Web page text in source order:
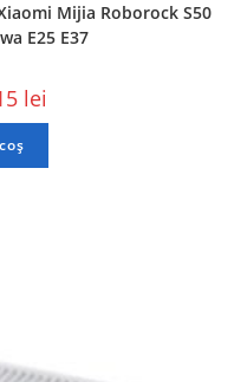
Mijia Roborock S50
E25 E37
lei